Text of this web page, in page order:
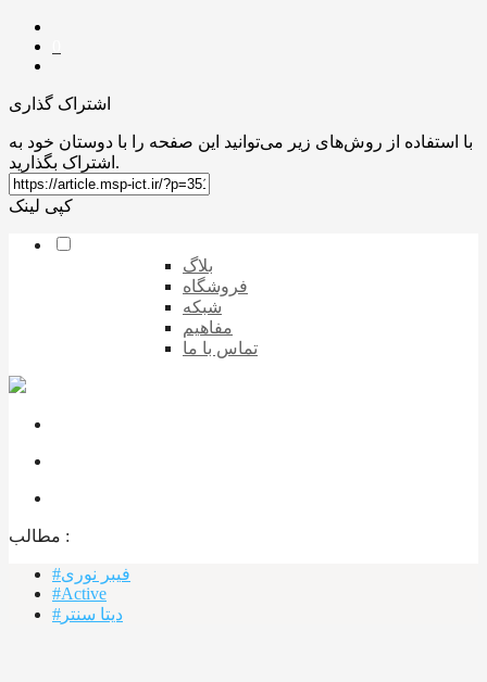
اشتراک گذاری
با استفاده از روش‌های زیر می‌توانید این صفحه را با دوستان خود به
اشتراک بگذارید.
کپی لینک
بلاگ
فروشگاه
شبکه
مفاهیم
تماس با ما
مطالب :‌
#فیبر نوری
#Active
#دیتا سنتر